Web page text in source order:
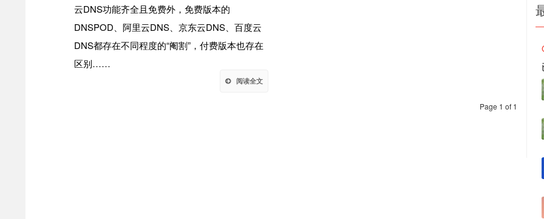
云DNS功能齐全且免费外，免费版本的
DNSPOD、阿里云DNS、京东云DNS、百度云
DNS都存在不同程度的“阉割”，付费版本也存在
区别……
阅读全文
Page 1 of 1